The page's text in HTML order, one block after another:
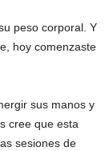
peso corporal. Y
hoy comenzaste
sus manos y
cree que esta
sesiones de